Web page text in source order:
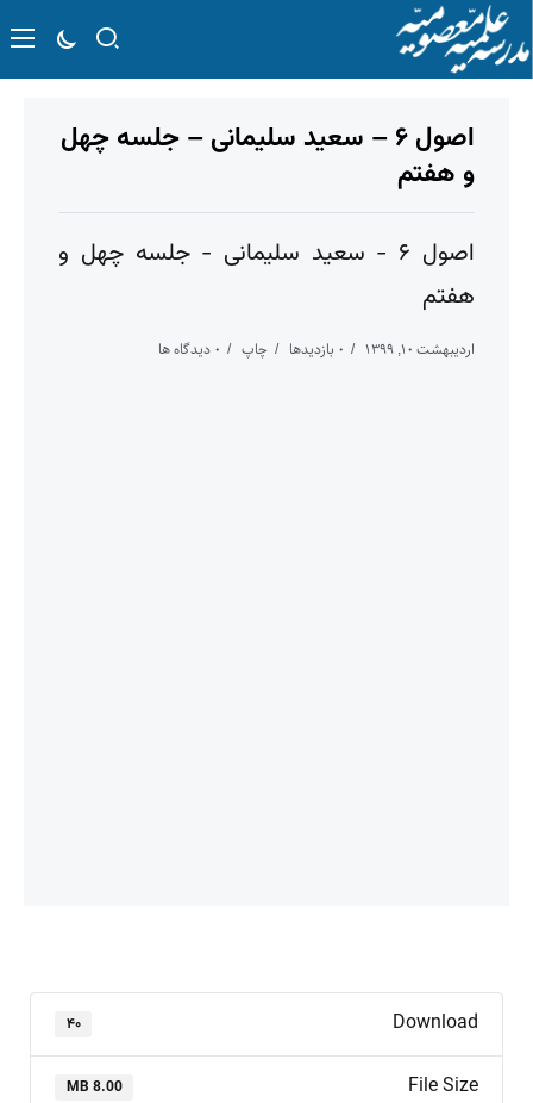
اصول ۶ – سعید سلیمانی – جلسه چهل
و هفتم
اصول ۶ - سعید سلیمانی - جلسه چهل و
هفتم
اردیبهشت ۱۰, ۱۳۹۹ ۰ بازدیدها چاپ ۰ دیدگاه ها
Download ۴۰
File Size
8.00 MB